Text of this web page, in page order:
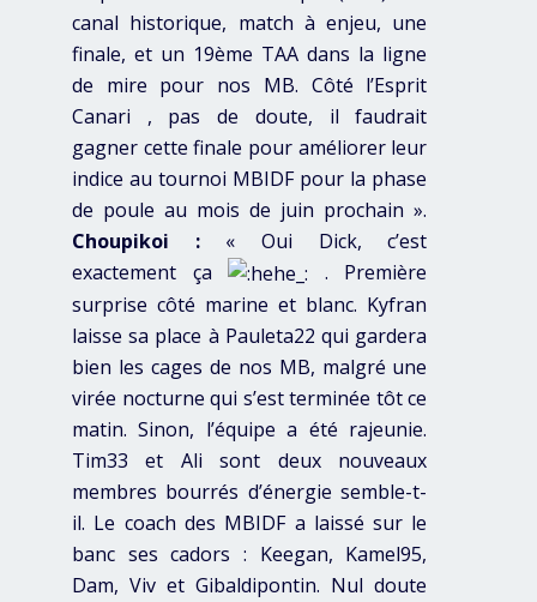
canal historique, match à enjeu, une
finale, et un 19ème TAA dans la ligne
de mire pour nos MB. Côté l’Esprit
Canari , pas de doute, il faudrait
gagner cette finale pour améliorer leur
indice au tournoi MBIDF pour la phase
de poule au mois de juin prochain ».
Choupikoi :« Oui Dick, c’est
exactement ça
. Première
surprise côté marine et blanc. Kyfran
laisse sa place à Pauleta22 qui gardera
bien les cages de nos MB, malgré une
virée nocturne qui s’est terminée tôt ce
matin. Sinon, l’équipe a été rajeunie.
Tim33 et Ali sont deux nouveaux
membres bourrés d’énergie semble-t-
il. Le coach des MBIDF a laissé sur le
banc ses cadors : Keegan, Kamel95,
Dam, Viv et Gibaldipontin. Nul doute